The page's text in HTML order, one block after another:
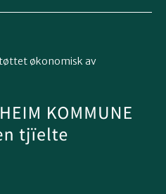
økonomisk av